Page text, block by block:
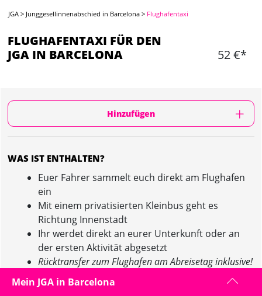
JGA > Junggesellinnenabschied in Barcelona > Flughafentaxi
FLUGHAFENTAXI FÜR DEN
JGA IN BARCELONA
52 €*
Hinzufügen
WAS IST ENTHALTEN?
Euer Fahrer sammelt euch direkt am Flughafen
ein
Mit einem privatisierten Kleinbus geht es
Richtung Innenstadt
Ihr werdet direkt an eurer Unterkunft oder an
der ersten Aktivität abgesetzt
Rücktransfer zum Flughafen am Abreisetag inklusive!
Mein JGA in Barcelona